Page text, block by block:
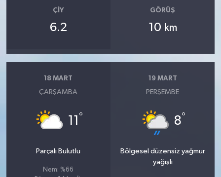
ÇIY
6.2
GÖRÜŞ
10 km
18 MART
ÇARŞAMBA
11 °
Parçalı Bulutlu
Nem: %66
19 MART
PERŞEMBE
8°
Bölgesel düzensiz yağmur
yağışlı